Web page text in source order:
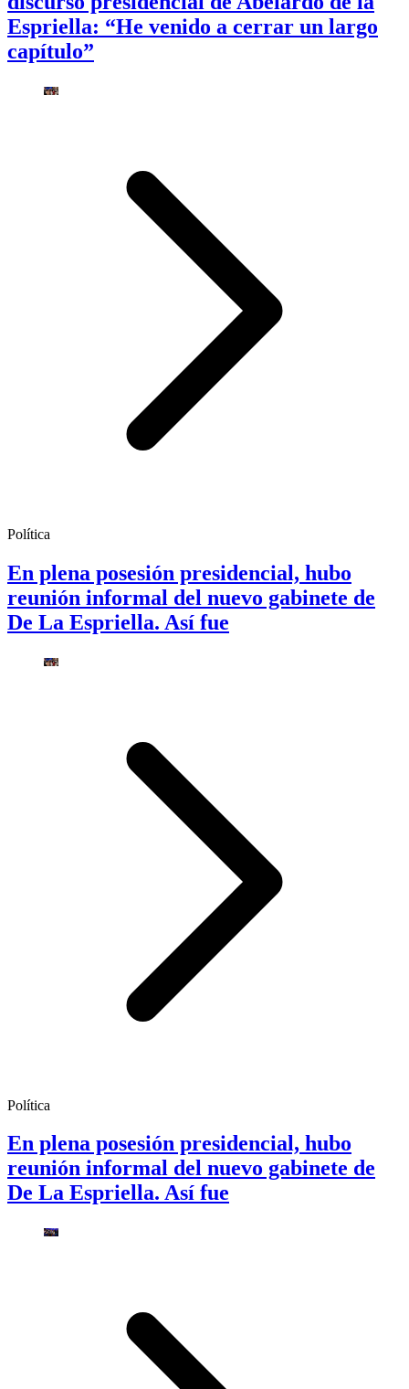
Espriella: “He venido a cerrar un largo
capítulo”
Política
En plena posesión presidencial, hubo
reunión informal del nuevo gabinete de
De La Espriella. Así fue
Política
En plena posesión presidencial, hubo
reunión informal del nuevo gabinete de
De La Espriella. Así fue